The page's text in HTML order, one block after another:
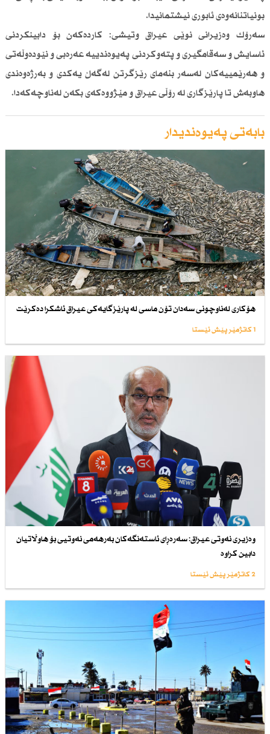
بونیاتنانەوەی ئابوری نیشتمانیدا.
سەرۆك وەزیرانی نوێی عیراق وتیشی: كاردەكەن بۆ دابینكردنی
ئاسایش و سەقامگیری و پتەوكردنی پەیوەندییە عەرەبی و نێودەوڵەتی
و هەرێمییەكان لەسەر بنەمای رێزگرتن لەگەڵ یەكدی و بەرژەوەندی
هاوبەش تا پارێزگاری لە رۆڵی عیراق و مێژووەكەی بكەن لەناوچەكەدا.
بابەتی پەیوەندیدار
هۆكاری لەناوچونی سەدان تۆن ماسی لە پارێزگایەكی عیراق ئاشكرا دەكرێت
1 کاتژمێر پێش ئێستا
وەزیری نەوتی عیراق: سەرەڕای ئاستەنگەكان بەرهەمی نەوتیی بۆ هاوڵاتیان
دابین كراوە
2 کاتژمێر پێش ئێستا